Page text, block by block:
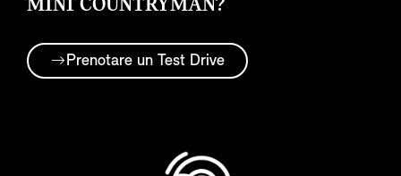
MINI COUNTRYMAN?
Prenotare un Test Drive